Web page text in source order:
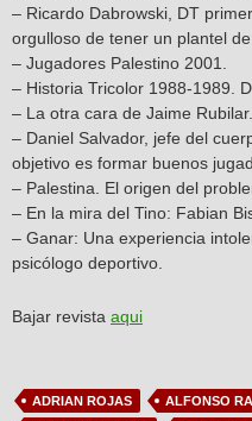
– Ricardo Dabrowski, DT
orgulloso de tener un plantel
– Jugadores Palestino 2001.
– Historia Tricolor 1988-1989.
– La otra cara de Jaime Rubilar.
– Daniel Salvador, jefe del
objetivo es formar buenos
– Palestina. El origen del
– En la mira del Tino: Fabian
– Ganar: Una experiencia
psicólogo deportivo.
Bajar revista aqui
ADRIAN ROJAS ALFONSO